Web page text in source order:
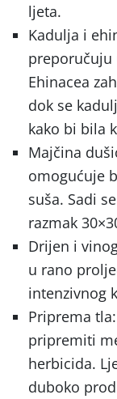
ljeta.
Kadulja i
preporučuju
Ehinacea
dok se
kako bi bila
Majčina
omogućuje
suša. Sadi
razmak
Drijen i
u rano
intenzivnog
Priprema
pripremiti
herbicida.
duboko